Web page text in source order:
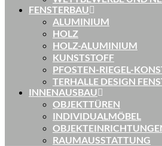
FENSTERBAU
ALUMINIUM
HOLZ
HOLZ-ALUMINIUM
KUNSTSTOFF
PFOSTEN-RIEGEL-
TERHALLE DESIGN
INNENAUSBAU
OBJEKTTÜREN
INDIVIDUALMÖBEL
RAUMAUSSTATTUNG